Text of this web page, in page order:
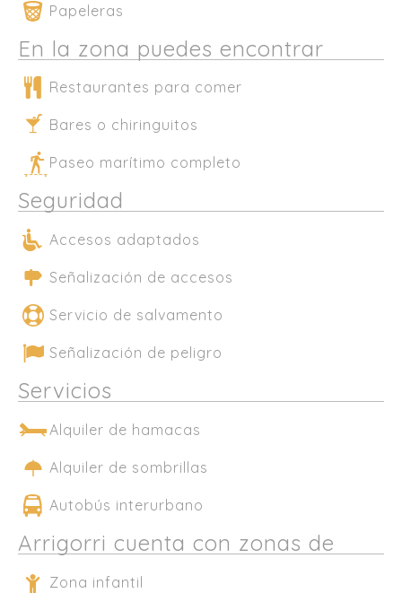
Papeleras
En la zona puedes encontrar
Restaurantes para comer
Bares o chiringuitos
Paseo marítimo completo
Seguridad
Accesos adaptados
Señalización de accesos
Servicio de salvamento
Señalización de peligro
Servicios
Alquiler de hamacas
Alquiler de sombrillas
Autobús interurbano
Arrigorri cuenta con zonas de
Zona infantil